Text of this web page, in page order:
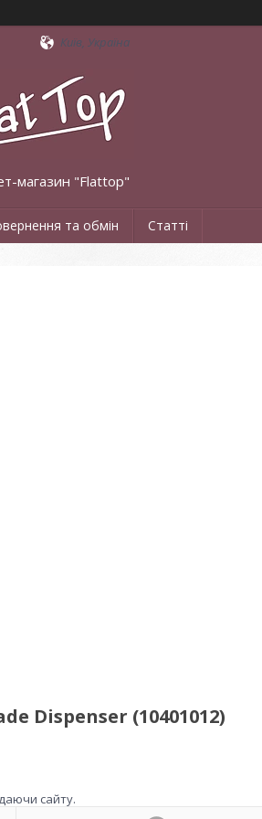
Київ, Україна
магазин "Flattop"
та обмін Статті
Dispenser (10401012)
сайту.